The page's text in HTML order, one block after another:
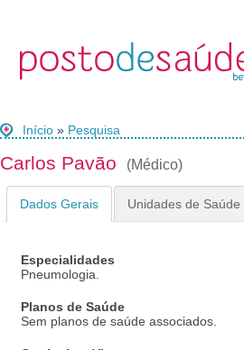
Início » Pesquisa
Carlos Pavão (Médico)
Dados Gerais Unidades de Saúde
Especialidades
Pneumologia.
Planos de Saúde
Sem planos de saúde associados.